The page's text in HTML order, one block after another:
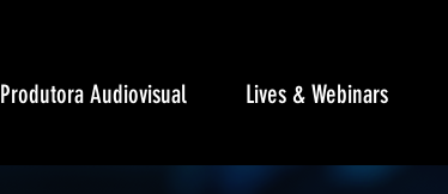
Produtora Audiovisual Lives & Webinars